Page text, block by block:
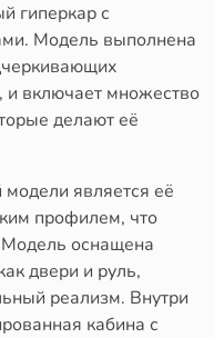
гиперкар с
Модель выполнена
и включает множество
делают её
является её
профилем, что
Модель оснащена
двери и руль,
реализм. Внутри
кабина с